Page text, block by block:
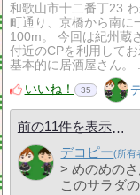
和歌山市十二番丁23
町通り、京橋から南に
100m。 今回は紀州蔵
付近のCPを利用して
基本的に居酒屋さん。
いいね！
35
前の11件を表示
デコピー
> めのめのさ
このサラダ